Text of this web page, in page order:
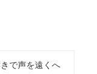
で声を遠くへ